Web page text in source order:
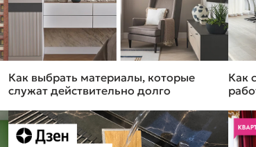
Как выбрать материалы, которые
служат действительно долго
Как